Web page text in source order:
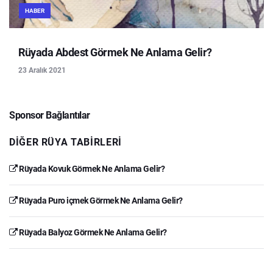
HABER
Rüyada Abdest Görmek Ne Anlama Gelir?
23 Aralık 2021
Sponsor Bağlantılar
DIĞER RÜYA TABIRLERI
Rüyada Kovuk Görmek Ne Anlama Gelir?
Rüyada Puro içmek Görmek Ne Anlama Gelir?
Rüyada Balyoz Görmek Ne Anlama Gelir?